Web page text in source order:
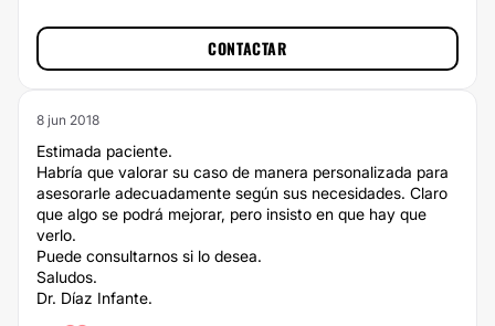
CONTACTAR
8 jun 2018
Estimada paciente.
Habría que valorar su caso de manera personalizada para
asesorarle adecuadamente según sus necesidades. Claro
que algo se podrá mejorar, pero insisto en que hay que
verlo.
Puede consultarnos si lo desea.
Saludos.
Dr. Díaz Infante.